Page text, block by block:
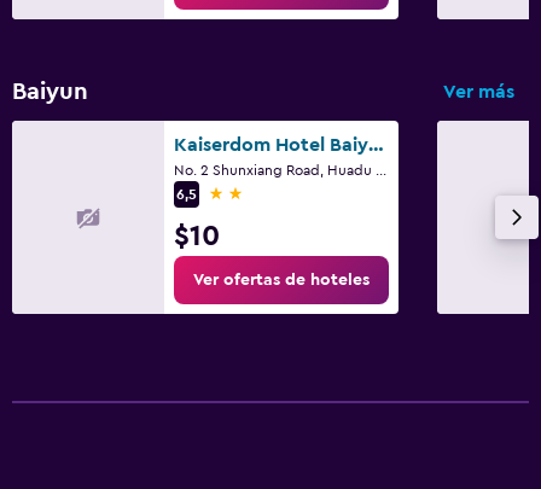
Baiyun Ver más
Kaiserdom Hotel Baiyun Airport-24-hour Airport-Free shuttle bus
6,5
2 estrellas
$10
Ver ofertas de hoteles